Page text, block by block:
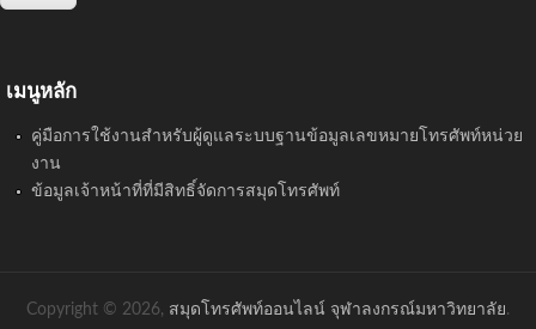
เมนูหลัก
คู่มือการใช้งานสำหรับผู้ดูแลระบบฐานข้อมูลเลขหมายโทรศัพท์หน่วย
งาน
ข้อมูลเจ้าหน้าที่ที่มีสิทธิ์จัดการสมุดโทรศัพท์
Copyright © 2026, สมุดโทรศัพท์ออนไลน์ จุฬาลงกรณ์มหาวิทยาลัย.